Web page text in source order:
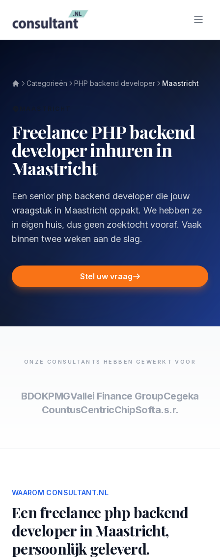
Categorieën PHP backend developer Maastricht
Freelance PHP backend
developer inhuren in
Maastricht
Een senior php backend developer die jouw
vraagstuk in Maastricht oppakt. We hebben ze
in eigen huis, dus geen zoektocht vooraf. Vaak
binnen twee weken aan de slag.
Stel uw vraag
ONZE CONSULTANTS HEBBEN GEWERKT VOOR
BDOKPMGVallei Finance GroupCegeka
CountusCentricChipSofta.s.r.
WAAROM CONSULTANT.NL
Een freelance php backend
developer in Maastricht,
persoonlijk geleverd.